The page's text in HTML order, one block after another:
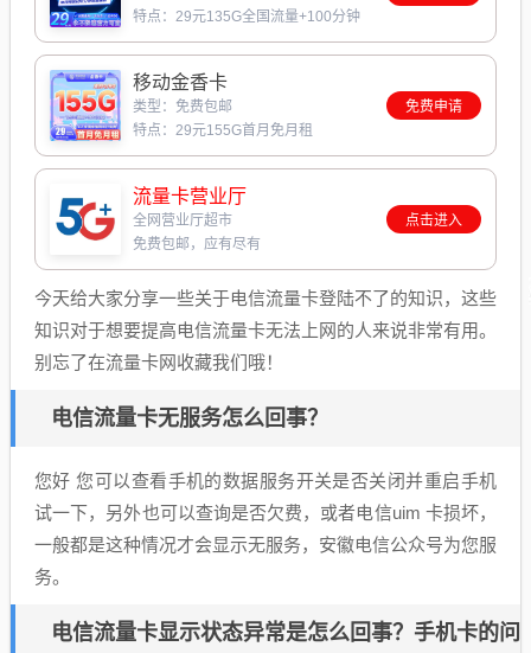
特点：29元135G全国流量+100分钟
移动金香卡
类型：免费包邮
特点：29元155G首月免月租
免费申请
流量卡营业厅
全网营业厅超市
免费包邮，应有尽有
点击进入
今天给大家分享一些关于电信流量卡登陆不了的知识，这些
知识对于想要提高电信流量卡无法上网的人来说非常有用。
别忘了在流量卡网收藏我们哦！
电信流量卡无服务怎么回事？
您好 您可以查看手机的数据服务开关是否关闭并重启手机
试一下，另外也可以查询是否欠费，或者电信uim 卡损坏，
一般都是这种情况才会显示无服务，安徽电信公众号为您服
务。
电信流量卡显示状态异常是怎么回事？手机卡的问